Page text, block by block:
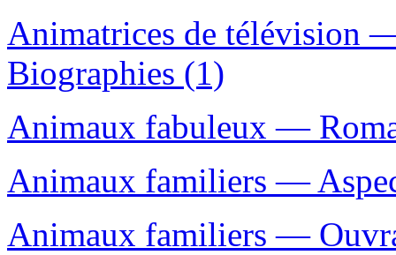
Animatrices de télévision
Biographies (1)
Animaux fabuleux —
Animaux familiers —
Animaux familiers —